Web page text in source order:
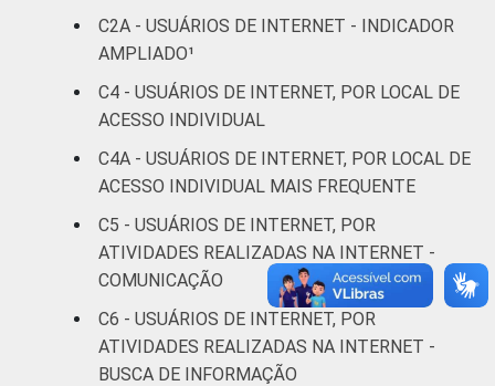
Fundamental 18
Superior
FAIXA
De 10 a 15 anos
De 16 a 24 anos
De 25 a 34 anos 51
De 35 a 44 anos
C2A - USUÁRIOS DE INTERNET - INDICADOR
AMPLIADO¹
C4 - USUÁRIOS DE INTERNET, POR LOCAL DE
ACESSO INDIVIDUAL
C4A - USUÁRIOS DE INTERNET, POR LOCAL DE
ACESSO INDIVIDUAL MAIS FREQUENTE
C5 - USUÁRIOS DE INTERNET, POR
ATIVIDADES REALIZADAS NA INTERNET -
COMUNICAÇÃO
C6 - USUÁRIOS DE INTERNET, POR
ATIVIDADES REALIZADAS NA INTERNET -
BUSCA DE INFORMAÇÃO